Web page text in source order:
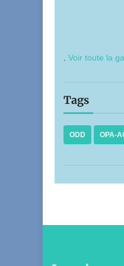
Voir toute la
Tags
ODD OPA-